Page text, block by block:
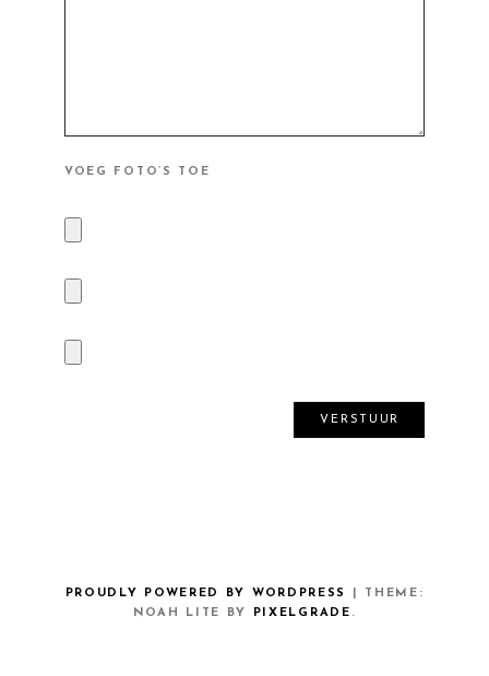
VOEG FOTO’S TOE
PROUDLY POWERED BY WORDPRESS
THEME:
NOAH LITE BY
PIXELGRADE .